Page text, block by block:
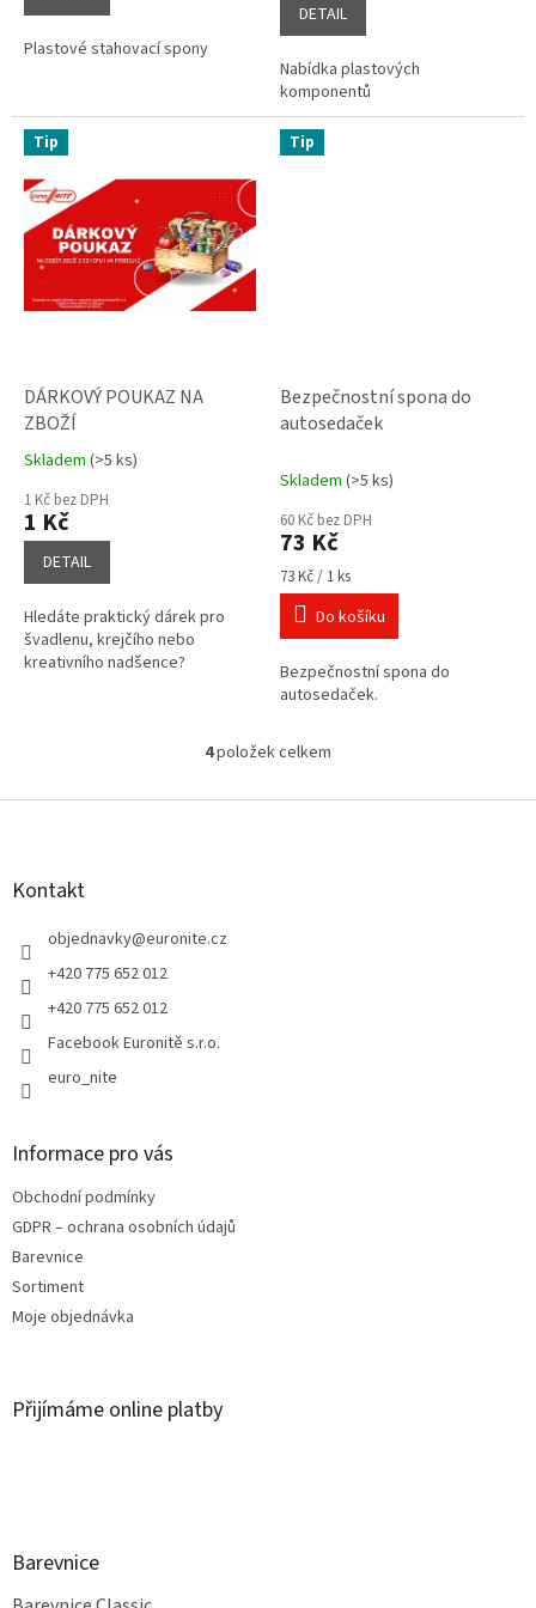
hvězdiček.
Plastové stahovací spony
DETAIL
Nabídka plastových
komponentů
Tip
DÁRKOVÝ POUKAZ NA
ZBOŽÍ
Průměrné
hodnocení
produktu
je
5,0
hvězdiček.
Skladem (>5 ks)
1 Kč bez DPH
1 Kč
DETAIL
Hledáte praktický dárek pro
švadlenu, krejčího nebo
kreativního nadšence?
Tip
Bezpečnostní spona do
autosedaček
Skladem (>5 ks)
60 Kč bez DPH
73 Kč
Měrná
cena:
73 Kč / 1 ks
Do košíku
Bezpečnostní spona do
autosedaček.
O
l
4položek celkem
Z
Kontakt
objednavky@euronite.cz
+420 775 652 012
+420 775 652 012
Facebook Euronitě s.r.o.
euro_nite
Informace pro vás
Obchodní podmínky
GDPR – ochrana osobních údajů
Barevnice
Sortiment
Moje objednávka
Přijímáme online platby
Barevnice